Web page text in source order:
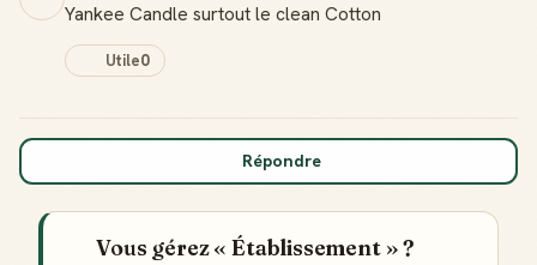
Yankee Candle surtout le clean Cotton
Utile0
Répondre
Vous gérez « Établissement » ?